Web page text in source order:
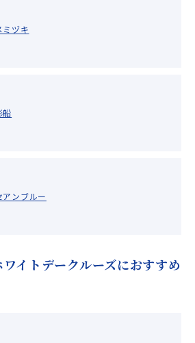
ミヅキ
船
アンブルー
イトデークルーズにおすすめ